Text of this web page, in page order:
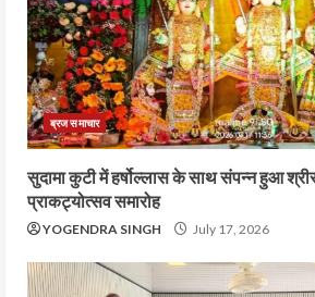
ब्रज समाचार
सुदामा कुटी में हर्षोल्लास के साथ संपन्न हुआ
प्राकट्योत्सव समारोह
YOGENDRA SINGH July 17, 2026